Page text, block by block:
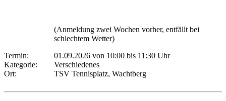
(Anmeldung zwei Wochen vorher, entfällt bei
schlechtem Wetter)
Termin:
01.09.2026 von 10:00 bis 11:30 Uhr
Kategorie:
Verschiedenes
Ort:
TSV Tennisplatz, Wachtberg